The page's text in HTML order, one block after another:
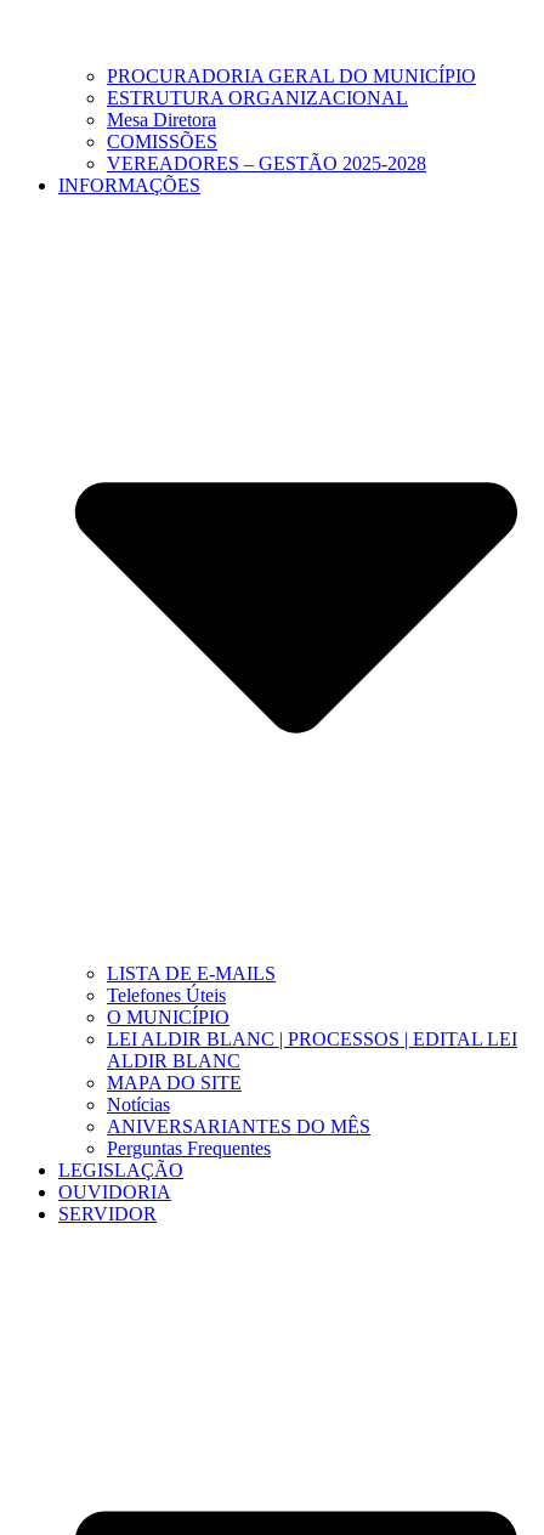
PROCURADORIA GERAL DO MUNICÍPIO
ESTRUTURA ORGANIZACIONAL
Mesa Diretora
COMISSÕES
VEREADORES – GESTÃO 2025-2028
INFORMAÇÕES
LISTA DE E-MAILS
Telefones Úteis
O MUNICÍPIO
LEI ALDIR BLANC | PROCESSOS | EDITAL LEI
ALDIR BLANC
MAPA DO SITE
Notícias
ANIVERSARIANTES DO MÊS
Perguntas Frequentes
LEGISLAÇÃO
OUVIDORIA
SERVIDOR